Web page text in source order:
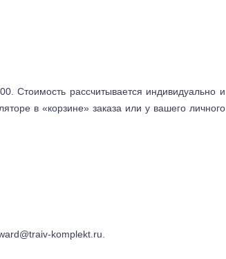
рассчитывается индивидуально и
в «корзине» заказа или у вашего личного
komplekt.ru